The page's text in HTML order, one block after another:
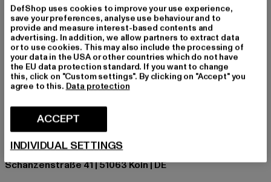
Merk: Buffalo
Kategori: Sneakers Low
Kleur: schwarz, rot
Kleur fabrikant: black/silver
Materiaal bovenkant: ander materiaal
Voering: ander materiaal
Art.Nr: PD00015628-02499
Fabrikant: Buffalo Boots GmbH |
boots.com
Schanzenstraße 41 | 51063 Köln | DE
DefShop uses cookies to improve your use experience,
save your preferences, analyse use behaviour and to
provide and measure interest-based contents and
advertising. In addition, we allow partners to extract data
or to use cookies. This may also include the processing of
your data in the USA or other countries which do not have
the EU data protection standard. If you want to change
this, click on "Custom settings". By clicking on "Accept" you
agree to this. Data protection
ACCEPT
INDIVIDUAL SETTINGS